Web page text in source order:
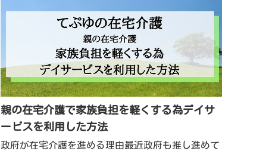
親の在宅介護で家族負担を軽くする為デイサ
ービスを利用した方法
政府が在宅介護を進める理由最近政府も推し進めて